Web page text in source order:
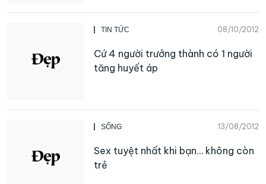
TIN TỨC 08/10/2012
Cứ 4 người trưởng thành có 1 người
tăng huyết áp
SỐNG 13/08/2012
Sex tuyệt nhất khi bạn… không còn
trẻ